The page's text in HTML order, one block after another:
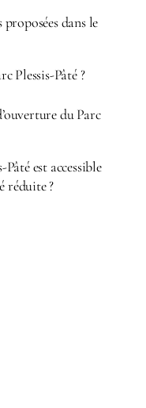
dans le
Plessis-Pâté ?
du Parc
Pâté est accessible
réduite ?